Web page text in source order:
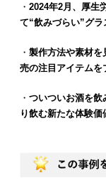
・ 2024年2月、厚生
て“飲みづらい”グ
・ 製作方法や素材を
売の注目アイテムを
・ ついついお酒を飲
り飲む新たな体験